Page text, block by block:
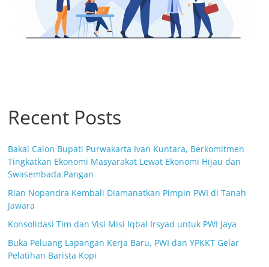
Recent Posts
Bakal Calon Bupati Purwakarta Ivan Kuntara, Berkomitmen
Tingkatkan Ekonomi Masyarakat Lewat Ekonomi Hijau dan
Swasembada Pangan
Rian Nopandra Kembali Diamanatkan Pimpin PWI di Tanah
Jawara
Konsolidasi Tim dan Visi Misi Iqbal Irsyad untuk PWI Jaya
Buka Peluang Lapangan Kerja Baru, PWI dan YPKKT Gelar
Pelatihan Barista Kopi